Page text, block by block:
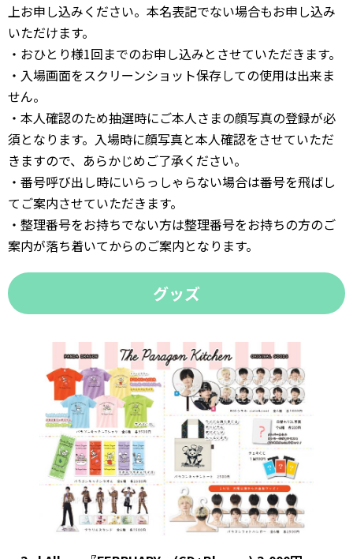
上お申し込みください。本名表記でない場合もお申し込み
いただけます。
・おひとり様1回までのお申し込みとさせていただきます。
・入場画面をスクリーンショット保存しての使用は出来ま
せん。
・本人確認のため抽選時にご本人さまの顔写真の登録が必
須となります。入場時に顔写真と本人確認をさせていただ
きますので、あらかじめご了承ください。
・番号呼び出し時にいらっしゃらない場合は番号を飛ばし
てご案内させていただきます。
・整理番号をお持ちでない方は整理番号をお持ちの方のご
案内が落ち着いてからのご案内となります。
グッズ